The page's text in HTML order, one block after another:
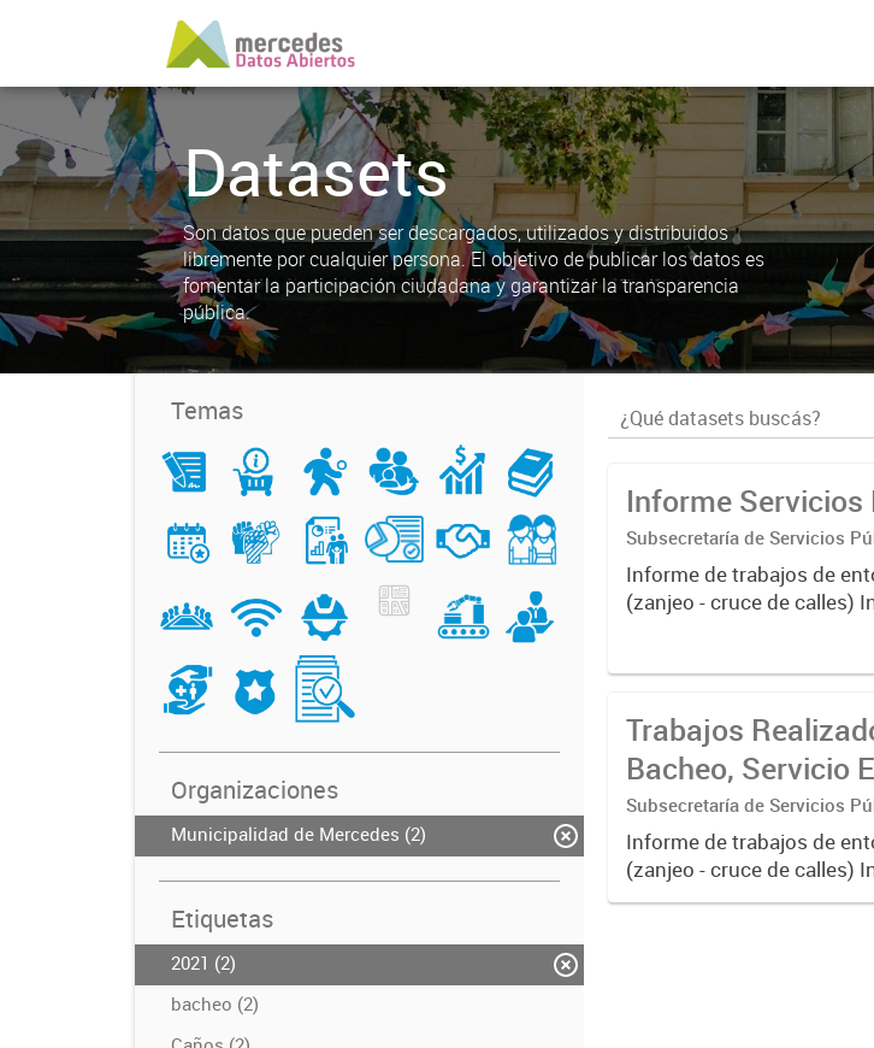
Datasets
Son datos que pueden ser descargados, utilizados y distribuidos
libremente por cualquier persona. El objetivo de publicar los datos es
fomentar la participación ciudadana y garantizar la transparencia
pública.
Temas
Organizaciones
Municipalidad de Mercedes (2)
Etiquetas
2021 (2)
bacheo (2)
Informe Servicios
Subsecretaría de Servicios
Informe de trabajos de
(zanjeo - cruce de calles)
Trabajos
Bacheo, Servicio
Subsecretaría de Servicios
Informe de trabajos de
(zanjeo - cruce de calles)
albañilería y